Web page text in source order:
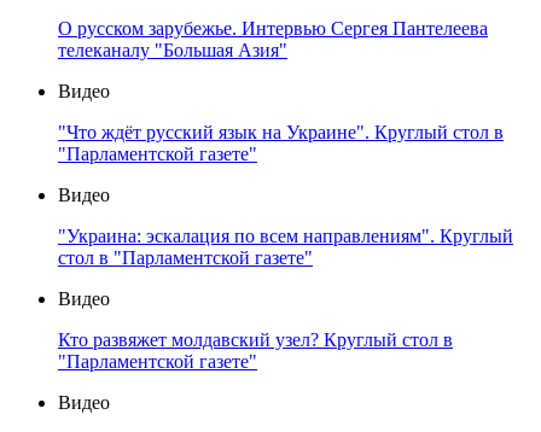
О русском зарубежье. Интервью Сергея Пантелеева
телеканалу "Большая Азия"
Видео
"Что ждёт русский язык на Украине". Круглый стол в
"Парламентской газете"
Видео
"Украина: эскалация по всем направлениям". Круглый
стол в "Парламентской газете"
Видео
Кто развяжет молдавский узел? Круглый стол в
"Парламентской газете"
Видео